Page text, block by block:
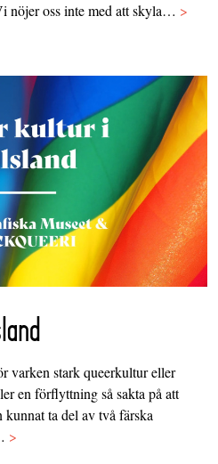
nöjer oss inte med att skyla… >
varken stark queerkultur eller
en förflyttning så sakta på att
kunnat ta del av två färska
>